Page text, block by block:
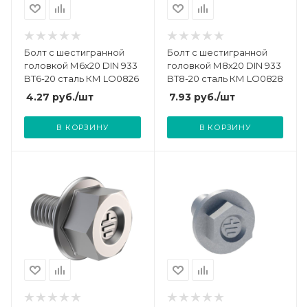
Болт с шестигранной
головкой М6х20 DIN 933
BT6-20 сталь КМ LO0826
4.27 руб./шт
В КОРЗИНУ
Болт с шестигранной
головкой М8х20 DIN 933
BT8-20 сталь КМ LO0828
7.93руб./шт
В КОРЗИНУ